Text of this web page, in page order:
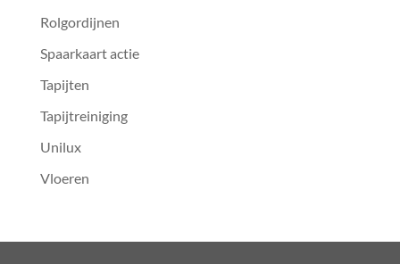
Rolgordijnen
Spaarkaart actie
Tapijten
Tapijtreiniging
Unilux
Vloeren